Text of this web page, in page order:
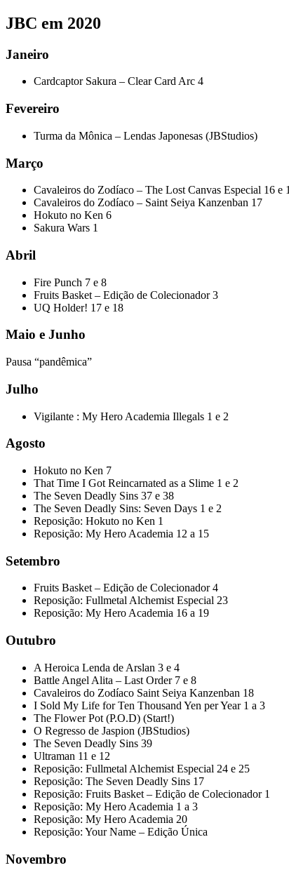
JBC em 2020
Janeiro
Cardcaptor Sakura – Clear Card Arc 4
Fevereiro
Turma da Mônica – Lendas Japonesas (JBStudios)
Março
Cavaleiros do Zodíaco – The Lost Canvas Especial 16 e
Cavaleiros do Zodíaco – Saint Seiya Kanzenban 17
Hokuto no Ken 6
Sakura Wars 1
Abril
Fire Punch 7 e 8
Fruits Basket – Edição de Colecionador 3
UQ Holder! 17 e 18
Maio e Junho
Pausa “pandêmica”
Julho
Vigilante : My Hero Academia Illegals 1 e 2
Agosto
Hokuto no Ken 7
That Time I Got Reincarnated as a Slime 1 e 2
The Seven Deadly Sins 37 e 38
The Seven Deadly Sins: Seven Days 1 e 2
Reposição: Hokuto no Ken 1
Reposição: My Hero Academia 12 a 15
Setembro
Fruits Basket – Edição de Colecionador 4
Reposição: Fullmetal Alchemist Especial 23
Reposição: My Hero Academia 16 a 19
Outubro
A Heroica Lenda de Arslan 3 e 4
Battle Angel Alita – Last Order 7 e 8
Cavaleiros do Zodíaco Saint Seiya Kanzenban 18
I Sold My Life for Ten Thousand Yen per Year 1 a 3
The Flower Pot (P.O.D) (Start!)
O Regresso de Jaspion (JBStudios)
The Seven Deadly Sins 39
Ultraman 11 e 12
Reposição: Fullmetal Alchemist Especial 24 e 25
Reposição: The Seven Deadly Sins 17
Reposição: Fruits Basket – Edição de Colecionador 1
Reposição: My Hero Academia 1 a 3
Reposição: My Hero Academia 20
Reposição: Your Name – Edição Única
Novembro